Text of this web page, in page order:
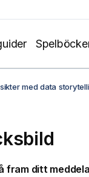
med data
fram ditt